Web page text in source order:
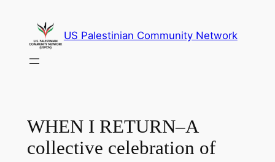
content
US Palestinian Community Network
WHEN I RETURN–A
collective celebration of